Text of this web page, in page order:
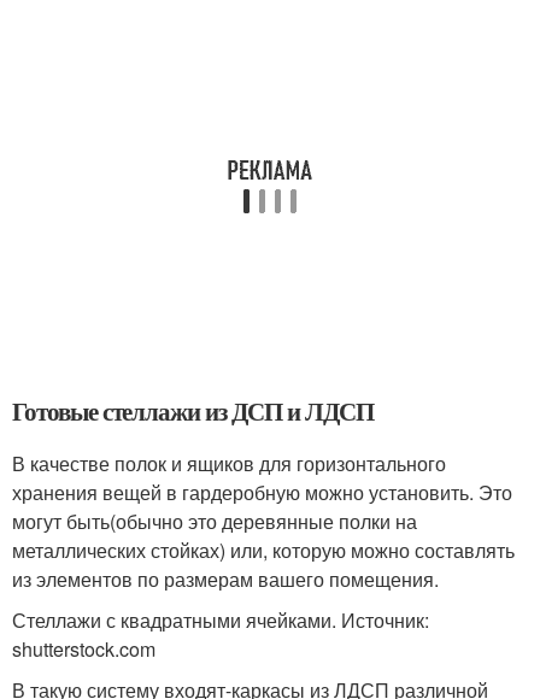
Готовые стеллажи из ДСП и ЛДСП
В качестве полок и ящиков для горизонтального
хранения вещей в гардеробную можно установить. Это
могут быть(обычно это деревянные полки на
металлических стойках) или, которую можно составлять
из элементов по размерам вашего помещения.
Стеллажи с квадратными ячейками. Источник:
shutterstock.com
В такую систему входят-каркасы из ЛДСП различной